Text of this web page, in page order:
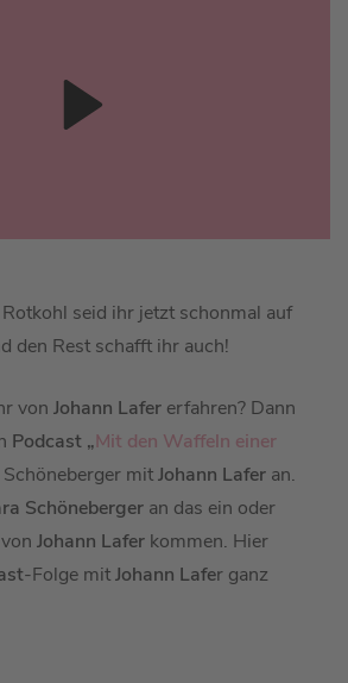
seid ihr jetzt schonmal auf
den Rest schafft ihr auch!
von Johann Lafer erfahren? Dann
Podcast „Mit den Waffeln einer
mitJohann Lafer an.
Schöneberger an das ein oder
Johann Lafer kommen. Hier
-Folge mitJohann Lafer ganz